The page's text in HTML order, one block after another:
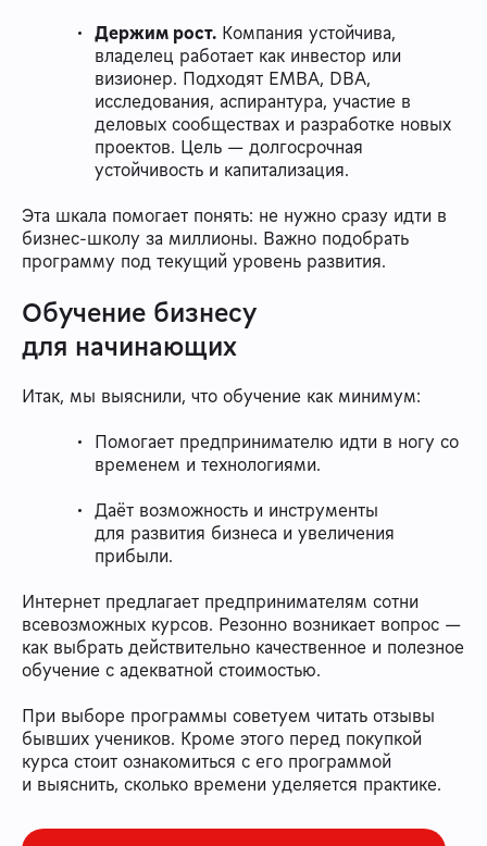
Держим рост. Компания устойчива,
владелец работает как инвестор или
визионер. Подходят EMBA, DBA,
исследования, аспирантура, участие в
деловых сообществах и разработке новых
проектов. Цель — долгосрочная
устойчивость и капитализация.
Эта шкала помогает понять: не нужно сразу идти в
бизнес-школу за миллионы. Важно подобрать
программу под текущий уровень развития.
Обучение бизнесу
для начинающих
Итак, мы выяснили, что обучение как минимум:
Помогает предпринимателю идти в ногу со
временем и технологиями.
Даёт возможность и инструменты
для развития бизнеса и увеличения
прибыли.
Интернет предлагает предпринимателям сотни
всевозможных курсов. Резонно возникает вопрос —
как выбрать действительно качественное и полезное
обучение с адекватной стоимостью.
При выборе программы советуем читать отзывы
бывших учеников. Кроме этого перед покупкой
курса стоит ознакомиться с его программой
и выяснить, сколько времени уделяется практике.